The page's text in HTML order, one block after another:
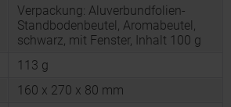
Verpackung: Aluverbundfolien-
Standbodenbeutel, Aromabeutel,
schwarz, mit Fenster, Inhalt 100 g
113 g
160 x 270 x 80 mm